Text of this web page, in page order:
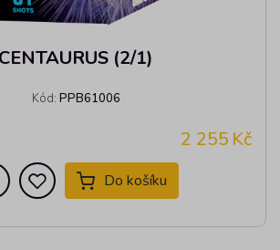
CENTAURUS (2/1)
Kód: PPB61006
2 255 Kč
Do košíku